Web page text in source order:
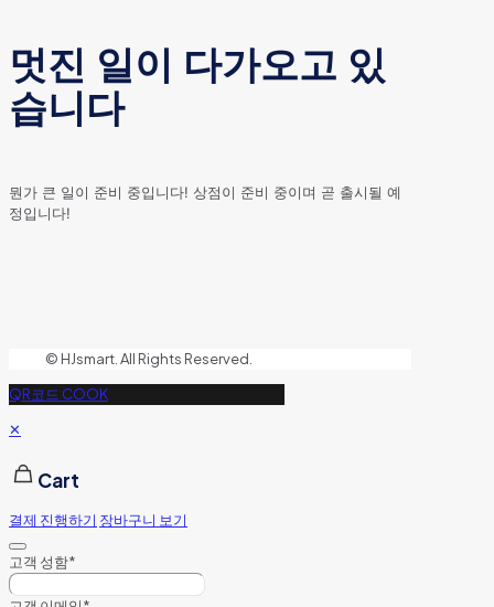
멋진 일이 다가오고 있
습니다
뭔가 큰 일이 준비 중입니다! 상점이 준비 중이며 곧 출시될 예
정입니다!
© HJsmart. All Rights Reserved.
QR코드 COOK
✕
Cart
결제 진행하기 장바구니 보기
고객 성함*